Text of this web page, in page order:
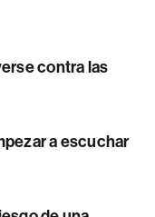
contra las
a escuchar